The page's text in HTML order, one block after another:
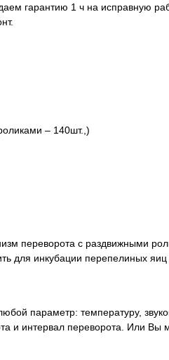
гарантию 1 ч на исправную
– 140шт.,)
переворота с раздвижными
для инкубации перепелиных яиц
параметр: температуру,
и интервал переворота. Или Вы